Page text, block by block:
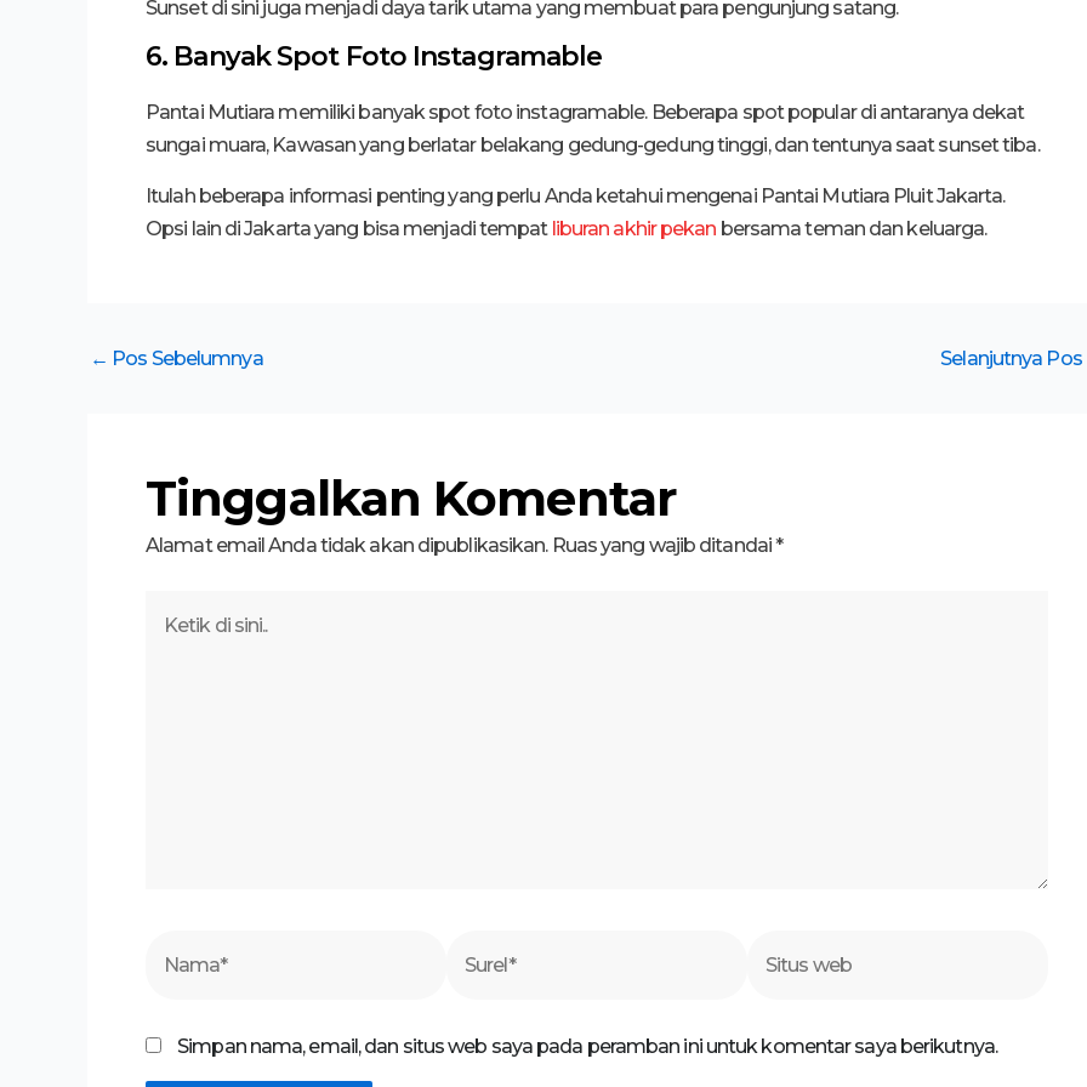
Sunset di sini juga menjadi daya tarik utama yang membuat para pengunjung satang.
6. Banyak Spot Foto Instagramable
Pantai Mutiara memiliki banyak spot foto instagramable. Beberapa spot popular di antaranya dekat
sungai muara, Kawasan yang berlatar belakang gedung-gedung tinggi, dan tentunya saat sunset tiba.
Itulah beberapa informasi penting yang perlu Anda ketahui mengenai Pantai Mutiara Pluit Jakarta.
Opsi lain di Jakarta yang bisa menjadi tempat liburan akhir pekan bersama teman dan keluarga.
← Pos Sebelumnya Selanjutnya Pos
Tinggalkan Komentar
Alamat email Anda tidak akan dipublikasikan. Ruas yang wajib ditandai*
web
Simpan nama, email, dan situs web saya pada peramban ini untuk komentar saya berikutnya.